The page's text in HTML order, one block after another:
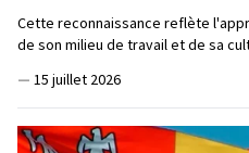
Cette reconnaissance reflète
de son milieu de travail et de sa
— 15 juillet 2026